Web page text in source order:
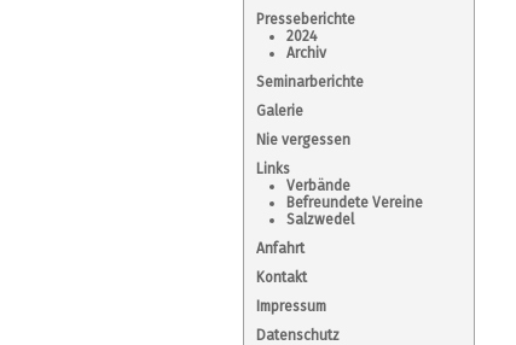
Presseberichte
2024
Archiv
Seminarberichte
Galerie
Nie vergessen
Links
Verbände
Befreundete Vereine
Salzwedel
Anfahrt
Kontakt
Impressum
Datenschutz